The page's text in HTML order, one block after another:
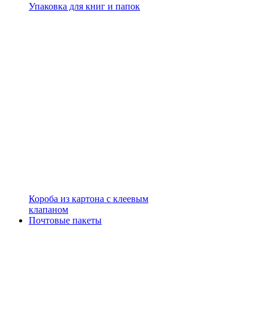
Упаковка для книг и папок
Короба из картона с клеевым
клапаном
Почтовые пакеты